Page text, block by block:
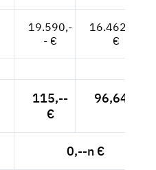
19.590,-
- €
16.462,18
€
115,--
€
96,64 €
0,--n €